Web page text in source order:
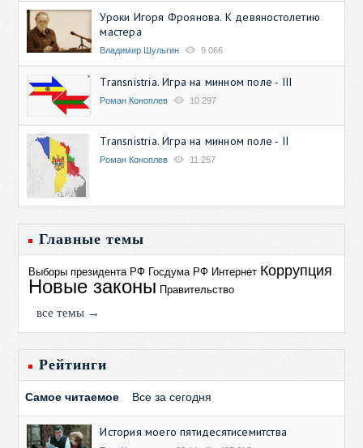
Уроки Игоря Фроянова. К девяностолетию
мастера
Владимир Шульгин 9 066
Transnistria. Игра на минном поле - III
Роман Коноплев 10 297
Transnistria. Игра на минном поле - II
Роман Коноплев 11 257
Главные темы
Выборы президента РФ Госдума РФ Интернет Коррупция
Новые законы Правительство
все темы →
Рейтинги
Самое читаемое Все за сегодня
История моего пятидесятисемитства